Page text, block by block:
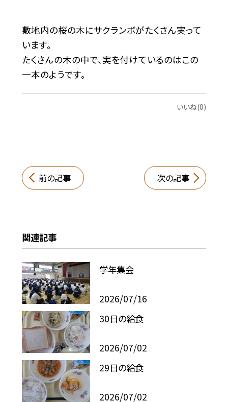
敷地内の桜の木にサクランボがたくさん実って
います。
たくさんの木の中で、実を付けているのはこの
一本のようです。
いいね(0)
前の記事 次の記事
関連記事
学年集会
2026/07/16
30日の給食
2026/07/02
29日の給食
2026/07/02